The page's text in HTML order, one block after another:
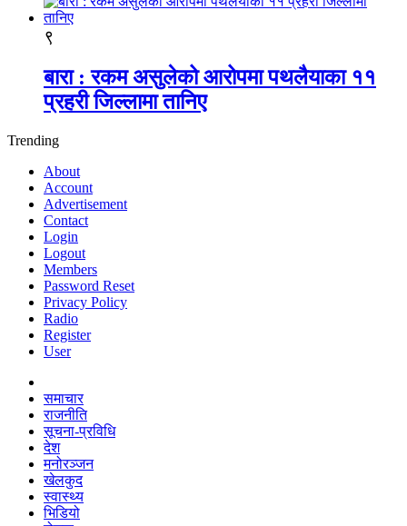
९
बारा : रकम असुलेको आरोपमा पथलैयाका ११
प्रहरी जिल्लामा तानिए
Trending
About
Account
Advertisement
Contact
Login
Logout
Members
Password Reset
Privacy Policy
Radio
Register
User
समाचार
राजनीति
सूचना-प्रविधि
देश
मनोरञ्जन
खेलकुद
स्वास्थ्य
भिडियो